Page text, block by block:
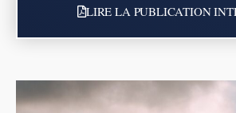
LIRE LA PUBLICATION